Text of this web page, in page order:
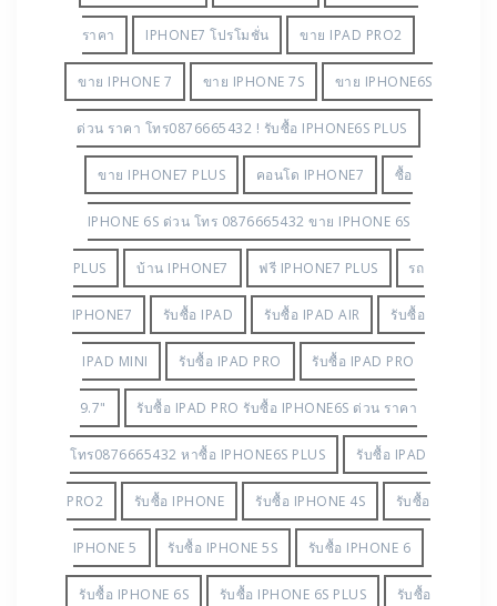
ราคา IPHONE7 โปรโมชั่น ขาย IPAD PRO2
ขาย IPHONE 7 ขาย IPHONE 7S ขาย IPHONE6S
ด่วน ราคา โทร0876665432 ! รับซื้อ IPHONE6S PLUS
ขาย IPHONE7 PLUS คอนโด IPHONE7 ซื้อ
IPHONE 6S ด่วน โทร 0876665432 ขาย IPHONE 6S
PLUS บ้าน IPHONE7 ฟรี IPHONE7 PLUS รถ
IPHONE7 รับซื้อ IPAD รับซื้อ IPAD AIR รับซื้อ
IPAD MINI รับซื้อ IPAD PRO รับซื้อ IPAD PRO
9.7" รับซื้อ IPAD PRO รับซื้อ IPHONE6S ด่วน ราคา
โทร0876665432 หาซื้อ IPHONE6S PLUS รับซื้อ IPAD
PRO2 รับซื้อ IPHONE รับซื้อ IPHONE 4S รับซื้อ
IPHONE 5 รับซื้อ IPHONE 5S รับซื้อ IPHONE 6
รับซื้อ IPHONE 6S รับซื้อ IPHONE 6S PLUS รับซื้อ